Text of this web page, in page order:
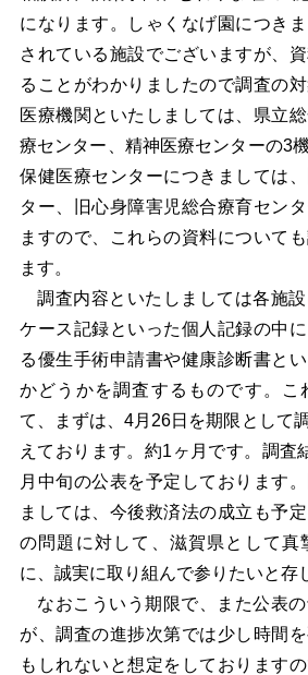
になります。しゃくなげ園につき
されている施設でございますが、
ることがわかりましたので調査の対
医療機関といたしましては、県立
療センター、精神医療センターの3
保健医療センターにつきましては
ター、旧心身障害児総合療育セン
ますので、これらの資料について
ます。
調査内容といたしましては各施
ケース記録といった個人記録の中
る優生手術申請書や健康診断書と
かどうかを調査するものです。こ
て、まずは、4月26日を期限として
えております。約1ヶ月です。調査
月中旬の公表を予定しております
ましては、今後救済法の成立も予
の問題に対して、滋賀県として真
に、誠実に取り組んで参りたいと存
なおこういう期限で、また公表
が、調査の進捗次第では少し時間
もしれないと想定をしております